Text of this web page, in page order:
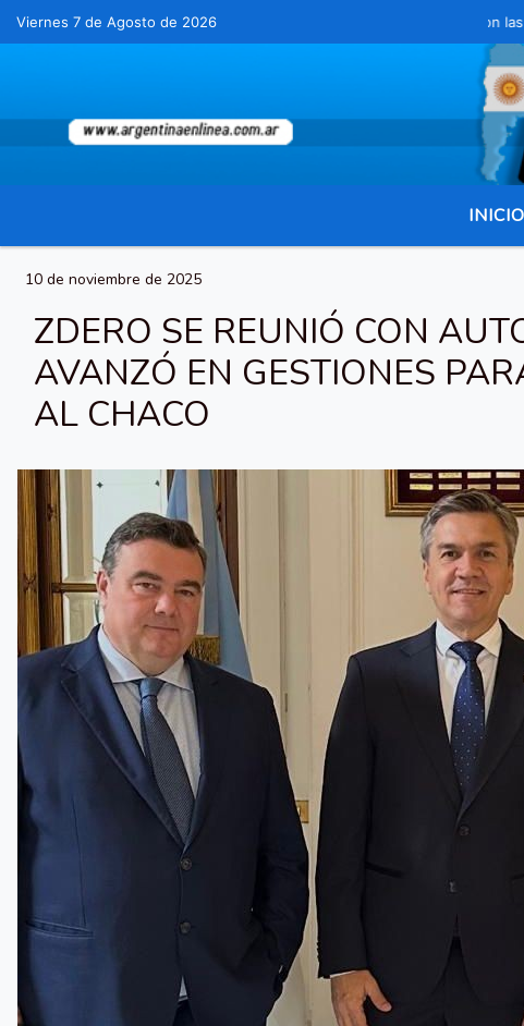
Viernes 7 de Agosto de 2026Hoy es Viernes 7 de Agosto de 2026 y son las
INICIO
10 de noviembre de 2025
ZDERO SE REUNIÓ CON
AVANZÓ EN GESTIONES
AL CHACO